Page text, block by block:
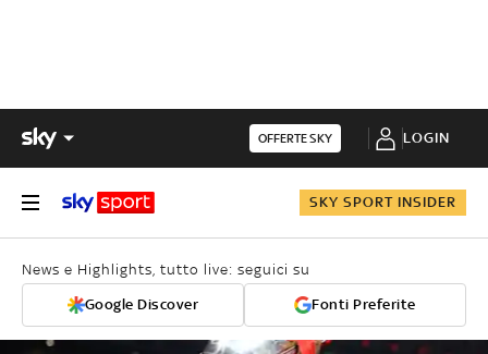
OFFERTE SKY LOGIN
SKY SPORT INSIDER
News e Highlights, tutto live: seguici su
Google Discover Fonti Preferite